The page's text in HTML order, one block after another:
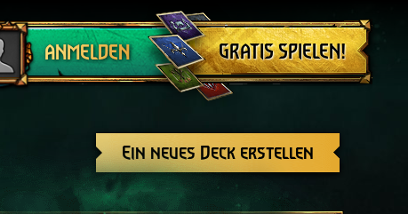
ANMELDEN
Abmelden
GRATIS SPIELEN!
Ein neues Deck erstellen